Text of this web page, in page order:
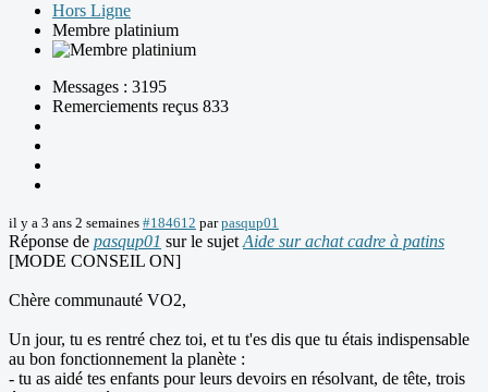
Hors Ligne
Membre platinium
Messages : 3195
Remerciements reçus 833
il y a 3 ans 2 semaines #184612 parpasqup01
Réponse de pasqup01 sur le sujet Aide sur achat cadre à patins
[MODE CONSEIL ON]
Chère communauté VO2,
Un jour, tu es rentré chez toi, et tu t'es dis que tu étais indispensable
au bon fonctionnement la planète :
- tu as aidé tes enfants pour leurs devoirs en résolvant, de tête, trois